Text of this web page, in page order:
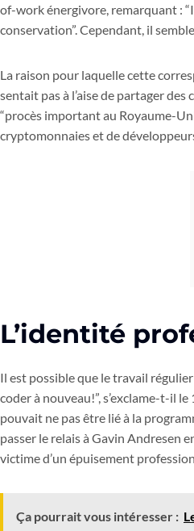
of-work énergivore, remarquant :
conservation”. Cependant, il
La raison pour laquelle cette
sentait pas à l’aise de partager
“procès important au Royaume-
cryptomonnaies et de
L’identité
Il est possible que le travail
coder à nouveau!”, s’exclame-t-il
pouvait ne pas être lié à la
passer le relais à Gavin Andresen
victime d’un épuisement
Ça pourrait vous intéresser :